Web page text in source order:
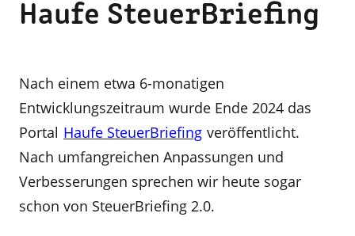
Haufe SteuerBriefing
Nach einem etwa 6-monatigen
Entwicklungszeitraum wurde Ende 2024 das
Portal Haufe SteuerBriefing veröffentlicht.
Nach umfangreichen Anpassungen und
Verbesserungen sprechen wir heute sogar
schon von SteuerBriefing 2.0.